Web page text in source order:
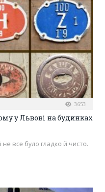
3653
у Львові на будинках
не все було гладко й чисто.